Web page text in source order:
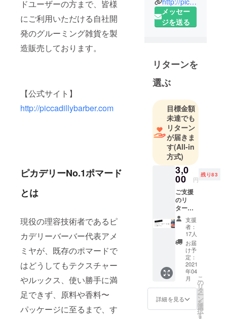
ドユーザーの方まで、皆様
にご利用いただける自社開
発のグルーミング雑貨を製
造販売しております。
【公式サイト】
http://piccadillybarber.com
ピカデリーNo.1ポマード
とは
現役の理容技術者であるピ
カデリーバーバー代表アメ
ミヤが、既存のポマードで
はどうしてもテクスチャー
やルックス、使い勝手に満
足できず、原料や香料〜
パッケージに至るまで、す
メッセー
ジを送る
リターンを
選ぶ
目標金額
未達でも
リターン
が届きま
す(All-in
方式)
3,0
00 円
残り83
ご支援
のリ
ターン
品とし
て、ピ
カデ
リー
No.1ポ
マード
(改)×1
個をお
届けし
ます。
※生産数
調整の
都合で
支援
者：
17人
お届
け予
定：
2021
年04
月
詳細を見る
こ
の
リ
タ
ー
ン
を
選
択
す